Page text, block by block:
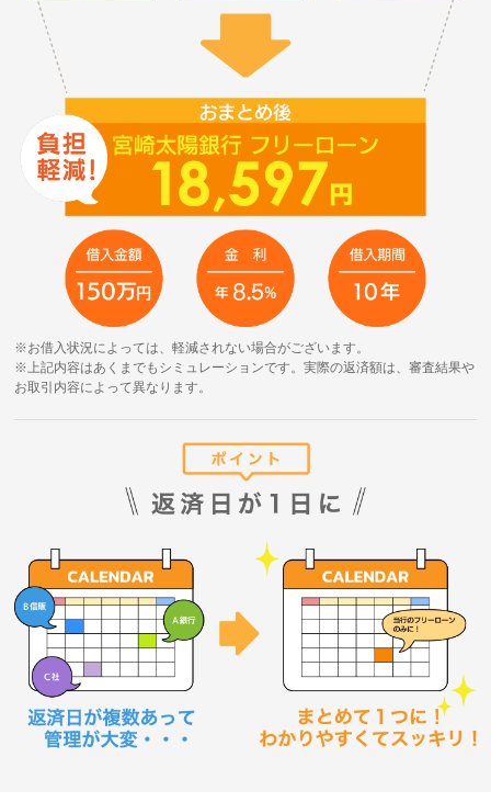
お借入状況によっては、軽減されない場合がございます。
上記内容はあくまでもシミュレーションです。実際の返済額は、審査結果や
お取引内容によって異なります。